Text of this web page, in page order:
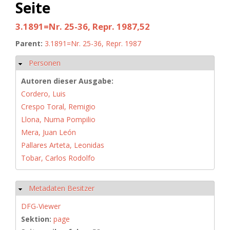
Seite
3.1891=Nr. 25-36, Repr. 1987,52
Parent: 3.1891=Nr. 25-36, Repr. 1987
Hide
Personen
Autoren dieser Ausgabe:
Cordero, Luis
Crespo Toral, Remigio
Llona, Numa Pompilio
Mera, Juan León
Pallares Arteta, Leonidas
Tobar, Carlos Rodolfo
Hide
Metadaten Besitzer
DFG-Viewer
Sektion: page